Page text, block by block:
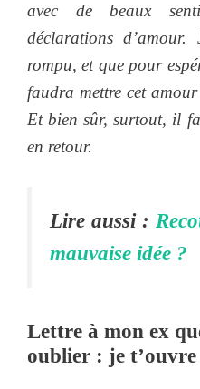
avec de beaux
déclarations
rompu, et que pour
faudra mettre cet
Et bien sûr, surtout, il
en retour.
Lire aussi :
mauvaise idée ?
Lettre à mon ex
oublier : je